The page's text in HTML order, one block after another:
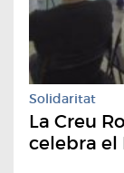
Solidaritat
La Creu
celebra el